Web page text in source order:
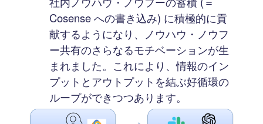
Cosense への書き込み) に積極的に貢
献するようになり、ノウハウ・ノウフ
ー共有のさらなるモチベーションが生
まれました。これにより、情報のイン
プットとアウトプットを結ぶ好循環の
ループができつつあります。